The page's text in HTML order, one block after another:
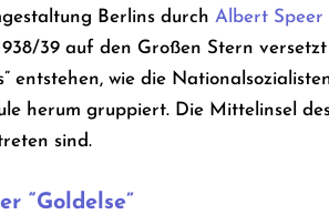
Berlins durch Albert Speer
39 auf den Großen Stern
entstehen, wie die
herum gruppiert. Die Mittelinsel
sind.
“Goldelse”